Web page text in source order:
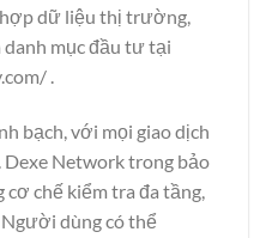
dữ liệu thị trường,
mục đầu tư tại
.
bạch, với mọi giao dịch
Network trong bảo
cơ chế kiểm tra đa tầng,
dùng có thể